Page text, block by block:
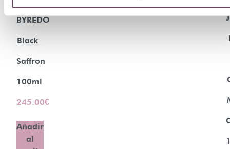
BYREDO
Black
Saffron
100ml
245.00€
Añadir
al